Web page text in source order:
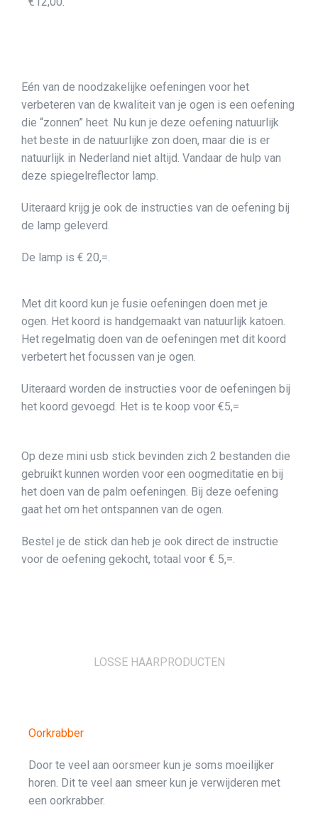
Eén van de noodzakelijke oefeningen voor het
verbeteren van de kwaliteit van je ogen is een oefening
die “zonnen” heet. Nu kun je deze oefening natuurlijk
het beste in de natuurlijke zon doen, maar die is er
natuurlijk in Nederland niet altijd. Vandaar de hulp van
deze spiegelreflector lamp.
Uiteraard krijg je ook de instructies van de oefening bij
de lamp geleverd.
De lamp is € 20,=.
Met dit koord kun je fusie oefeningen doen met je
ogen. Het koord is handgemaakt van natuurlijk katoen.
Het regelmatig doen van de oefeningen met dit koord
verbetert het focussen van je ogen.
Uiteraard worden de instructies voor de oefeningen bij
het koord gevoegd. Het is te koop voor €5,=
Op deze mini usb stick bevinden zich 2 bestanden die
gebruikt kunnen worden voor een oogmeditatie en bij
het doen van de palm oefeningen. Bij deze oefening
gaat het om het ontspannen van de ogen.
Bestel je de stick dan heb je ook direct de instructie
voor de oefening gekocht, totaal voor € 5,=.
LOSSE HAARPRODUCTEN
Oorkrabber
Door te veel aan oorsmeer kun je soms moeilijker
horen. Dit te veel aan smeer kun je verwijderen met
een oorkrabber.